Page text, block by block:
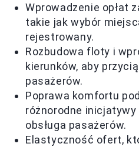
Wprowadzenie opłat
takie jak wybór
rejestrowany.
Rozbudowa floty i
kierunków, aby
pasażerów.
Poprawa komfortu
różnorodne
obsługa pasażerów.
Elastyczność ofert,